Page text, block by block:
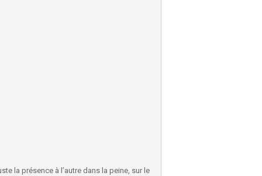
la présence à l’autre dans la peine, sur le